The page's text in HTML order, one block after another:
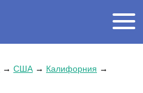
→ США → Калифорния →